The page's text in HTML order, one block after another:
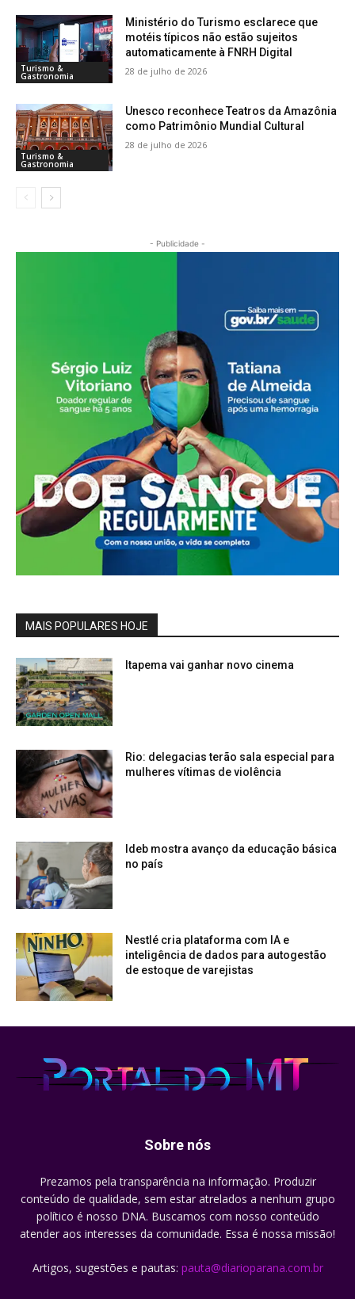
Turismo &
Gastronomia
Ministério do Turismo esclarece que
motéis típicos não estão sujeitos
automaticamente à FNRH Digital
28 de julho de 2026
Turismo &
Gastronomia
Unesco reconhece Teatros da Amazônia
como Patrimônio Mundial Cultural
28 de julho de 2026
- Publicidade -
MAIS POPULARES HOJE
Itapema vai ganhar novo cinema
Rio: delegacias terão sala especial para
mulheres vítimas de violência
Ideb mostra avanço da educação básica
no país
Nestlé cria plataforma com IA e
inteligência de dados para autogestão
de estoque de varejistas
Sobre nós
Prezamos pela transparência na informação. Produzir
conteúdo de qualidade, sem estar atrelados a nenhum grupo
político é nosso DNA. Buscamos com nosso conteúdo
atender aos interesses da comunidade. Essa é nossa missão!
Artigos, sugestões e pautas: pauta@diarioparana.com.br